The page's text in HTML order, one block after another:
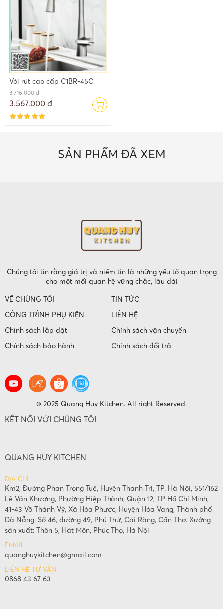
Vòi rút cao cấp C1BR-45C
3.716.000 đ
3.567.000 đ
SẢN PHẨM ĐÃ XEM
Chúng tôi tin rằng giá trị và niềm tin là những yếu tố quan trọng
cho một mối quan hệ vững chắc, lâu dài
VỀ CHÚNG TÔI
TIN TỨC
CÔNG TRÌNH PHỤ KIỆN
LIÊN HỆ
Chính sách lắp đặt
Chính sách vận chuyển
Chính sách bảo hành
Chính sách đổi trả
© 2025 Quang Huy Kitchen. All right Reserved.
KẾT NỐI VỚI CHÚNG TÔI
QUANG HUY KITCHEN
ĐỊA CHỈ
Km2, Đường Phan Trọng Tuệ, Huyện Thanh Trì, TP. Hà Nội, 551/162
Lê Văn Khương, Phường Hiệp Thành, Quận 12, TP Hồ Chí Minh,
41-43 Võ Thành Vỹ, Xã Hòa Phước, Huyện Hòa Vang, Thành phố
Đà Nẵng. Số 46, đường 49, Phú Thứ, Cái Răng, Cần Thơ. Xưởng
sản xuất: Thôn 5, Hát Môn, Phúc Thọ, Hà Nội
EMAIL
quanghuykitchen@gmail.com
LIÊN HỆ TƯ VẤN
0868 43 67 63